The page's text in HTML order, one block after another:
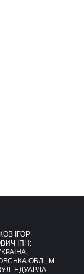
ІГОР
ІПН:
ОБЛ., М.
ЕДУАРДА